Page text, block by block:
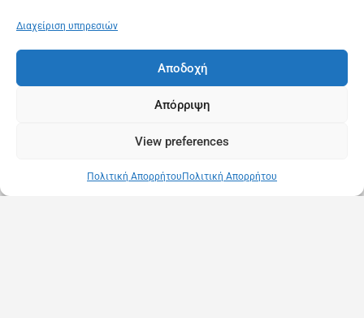
Διαχείριση υπηρεσιών
Αποδοχή
Απόρριψη
View preferences
Πολιτική Απορρήτου Πολιτική Απορρήτου